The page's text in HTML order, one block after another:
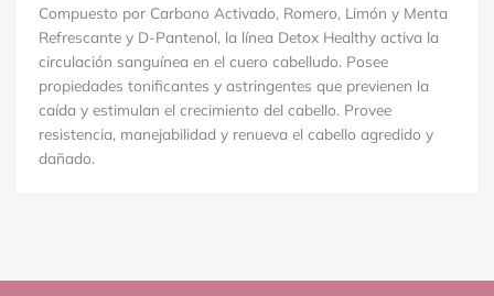
Compuesto por Carbono Activado, Romero, Limón y Menta
Refrescante y D-Pantenol, la línea Detox Healthy activa la
circulación sanguínea en el cuero cabelludo. Posee
propiedades tonificantes y astringentes que previenen la
caída y estimulan el crecimiento del cabello. Provee
resistencia, manejabilidad y renueva el cabello agredido y
dañado.